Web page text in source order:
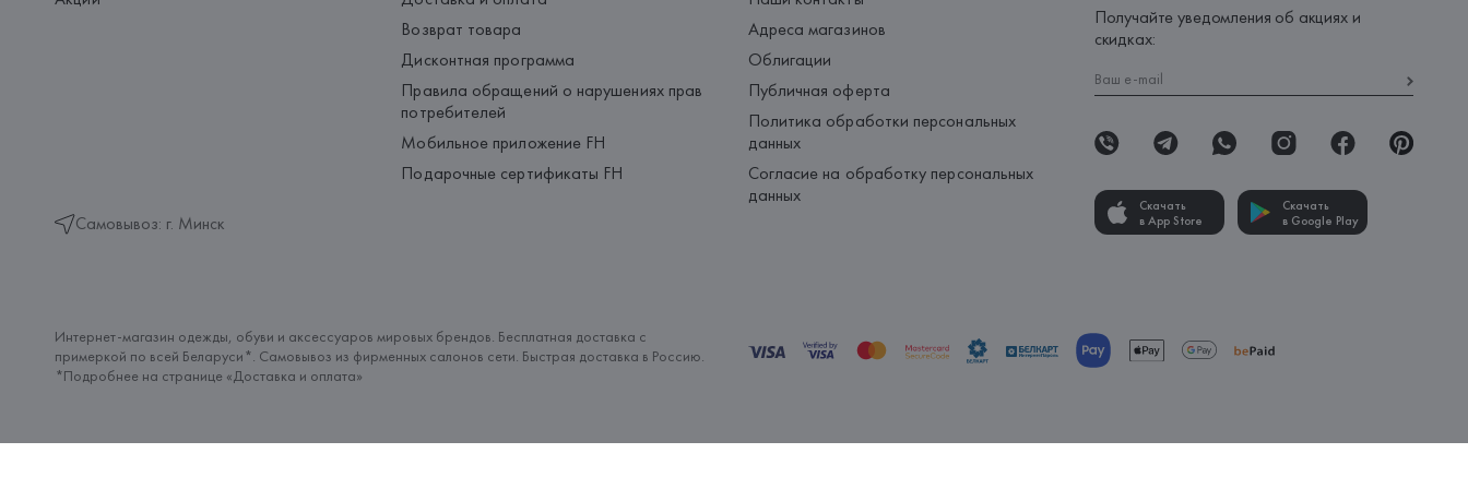
Самовывоз: г. Минск
Возврат товара
Дисконтная программа
Правила обращений о нарушениях прав
потребителей
Мобильное приложение FH
Подарочные сертификаты FH
Адреса магазинов
Облигации
Публичная оферта
Политика обработки персональных
данных
Согласие на обработку персональных
данных
Получайте уведомления об акциях и
скидках:
Скачать
в App Store
Скачать
в Google Play
Интернет-магазин одежды, обуви и аксессуаров мировых брендов. Бесплатная доставка с
примеркой по всей Беларуси*. Самовывоз из фирменных салонов сети. Быстрая доставка в Россию.
*Подробнее на странице «Доставка и оплата»